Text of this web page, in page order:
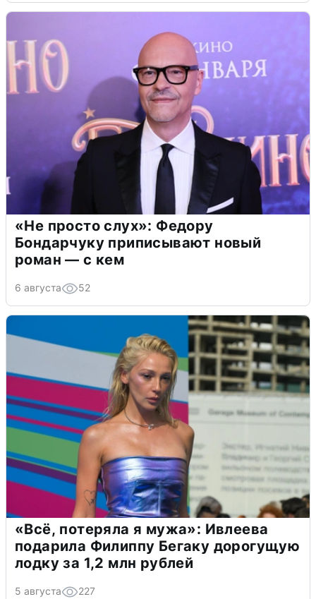
«Не просто слух»: Федору
Бондарчуку приписывают новый
роман — с кем
6 августа 52
«Всё, потеряла я мужа»: Ивлеева
подарила Филиппу Бегаку дорогущую
лодку за 1,2 млн рублей
5 августа 227